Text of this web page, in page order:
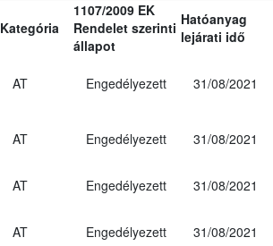
Kategória
1107/2009 EK
Rendelet szerinti
állapot
Hatóanyag
lejárati idő
AT Engedélyezett 31/08/2021
AT Engedélyezett 31/08/2021
AT Engedélyezett
31/08/2021
AT Engedélyezett 31/08/2021